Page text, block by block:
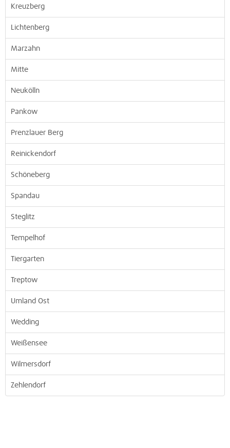
Kreuzberg
Lichtenberg
Marzahn
Mitte
Neukölln
Pankow
Prenzlauer Berg
Reinickendorf
Schöneberg
Spandau
Steglitz
Tempelhof
Tiergarten
Treptow
Umland Ost
Wedding
Weißensee
Wilmersdorf
Zehlendorf